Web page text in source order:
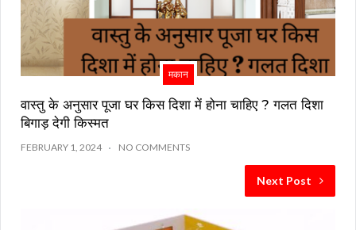
मकान
वास्तु के अनुसार पूजा घर किस दिशा में होना चाहिए ? गलत दिशा
बिगाड़ देगी किस्मत
FEBRUARY 1, 2024 NO COMMENTS
Next Post